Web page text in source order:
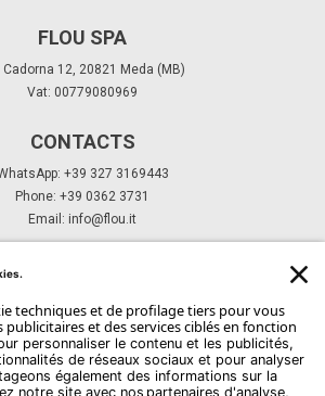
FLOU SPA
Cadorna 12, 20821 Meda (MB)
Vat: 00779080969
CONTACTS
+39 327 3169443
Phone: +39 0362 3731
Email: info@flou.it
À NOTRE NEWSLETTER
Abonnez-Vous